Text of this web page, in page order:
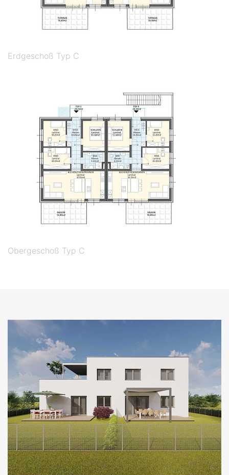
Erdgeschoß Typ C
Obergeschoß Typ C